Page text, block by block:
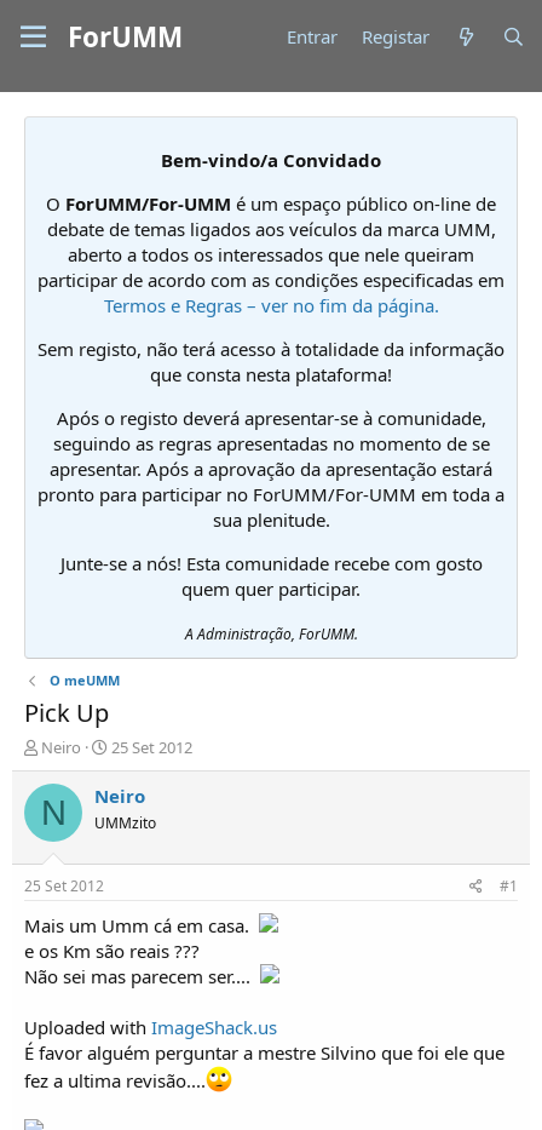
ForUMM Entrar Registar
Bem-vindo/a Convidado
O ForUMM/For-UMM é um espaço público on-line de
debate de temas ligados aos veículos da marca UMM,
aberto a todos os interessados que nele queiram
participar de acordo com as condições especificadas em
Termos e Regras – ver no fim da página.
Sem registo, não terá acesso à totalidade da informação
que consta nesta plataforma!
Após o registo deverá apresentar-se à comunidade,
seguindo as regras apresentadas no momento de se
apresentar. Após a aprovação da apresentação estará
pronto para participar no ForUMM/For-UMM em toda a
sua plenitude.
Junte-se a nós! Esta comunidade recebe com gosto
quem quer participar.
A Administração, ForUMM.
O meUMM
Pick Up
I
n
i
c
i
d
o
r
e
T
p
i
c
o
s
Neiro
D
a
t
d
í
c
i
o
25 Set 2012
N Neiro
UMMzito
25 Set 2012 #1
Mais um Umm cá em casa.
e os Km são reais ???
Não sei mas parecem ser....
Uploaded with ImageShack.us
É favor alguém perguntar a mestre Silvino que foi ele que
fez a ultima revisão....